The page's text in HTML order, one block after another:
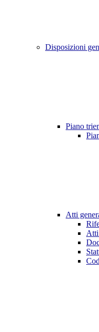
Disposizioni
Piano
Atti
Atti